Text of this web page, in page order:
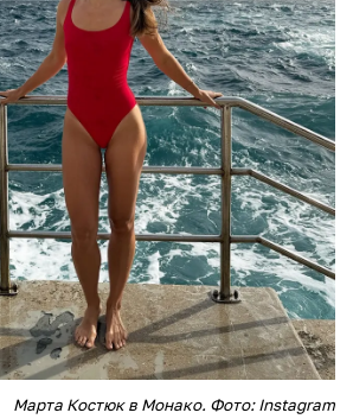
Марта Костюк в Монако. Фото: Instagram